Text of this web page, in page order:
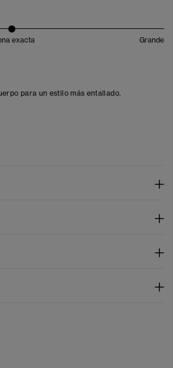
exacta Grande
para un estilo más entallado.